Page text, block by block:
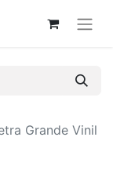
Grande Vinil